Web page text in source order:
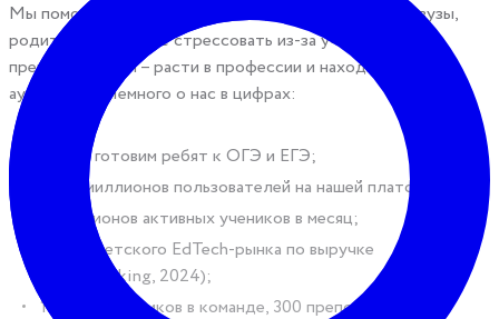
Мы помогаем детям улучшать оценки и поступать в вузы,
родителям – меньше стрессовать из-за учёбы, а
преподавателям – расти в профессии и находить свою
аудиторию. Немного о нас в цифрах:
16 лет готовим ребят к ОГЭ и ЕГЭ;
12,5+ миллионов пользователей на нашей платформе;
5 миллионов активных учеников в месяц;
лидер детского EdTech-рынка по выручке
(SmartRanking, 2024);
1300 сотрудников в команде, 300 преподавателей и